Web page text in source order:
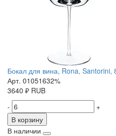
Бокал для вина, Rona,
Арт. 01051632%
3640 ₽ RUB
-
+
В корзину
В наличии